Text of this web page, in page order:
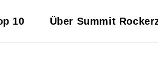
10 Über Summit